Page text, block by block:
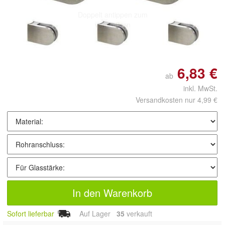
vergrößern
ab 6,83 €
inkl. MwSt.
Versandkosten nur 4,99 €
In den Warenkorb
Sofort lieferbar Auf Lager 35 verkauft